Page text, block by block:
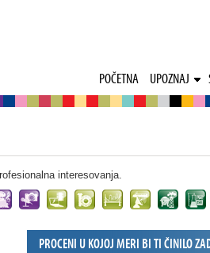
POČETNA UPOZNAJ
interesovanja.
PROCENI U KOJOJ MERI BI TI ČINILO